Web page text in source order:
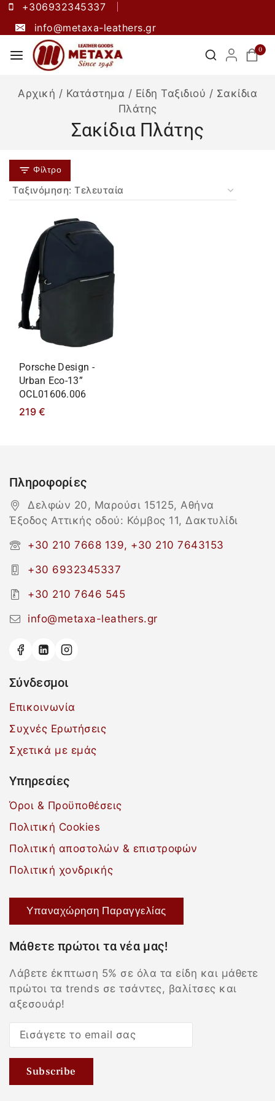
+306932345337
info@metaxa-leathers.gr
0
Αρχική / Κατάστημα / Είδη Ταξιδιού / Σακίδια
Πλάτης
Σακίδια Πλάτης
Φίλτρο
Porsche Design -
Urban Eco-13”
OCL01606.006
219 €
Πληροφορίες
Δελφών 20, Μαρούσι 15125, Αθήνα
Έξοδος Αττικής οδού: Κόμβος 11, Δακτυλίδι
+30 210 7668 139, +30 210 7643153
+30 6932345337
+30 210 7646 545
info@metaxa-leathers.gr
Σύνδεσμοι
Επικοινωνία
Συχνές Ερωτήσεις
Σχετικά με εμάς
Υπηρεσίες
Όροι & Προϋποθέσεις
Πολιτική Cookies
Πολιτική αποστολών & επιστροφών
Πολιτική χονδρικής
Υπαναχώρηση Παραγγελίας
Μάθετε πρώτοι τα νέα μας!
Λάβετε έκπτωση 5% σε όλα τα είδη και μάθετε
πρώτοι τα trends σε τσάντες, βαλίτσες και
αξεσουάρ!